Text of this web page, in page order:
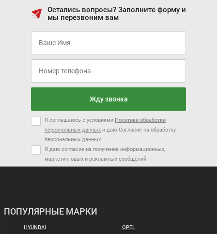
Остались вопросы? Заполните форму и
мы перезвоним вам
Жду звонка
Я соглашаюсь с условиями Политики обработки
персональных данных и даю Согласие на обработку
персональных данных
Я даю согласие на получение информационных,
маркетинговых и рекламных сообщений
ПОПУЛЯРНЫЕ МАРКИ
HYUNDAI
OPEL